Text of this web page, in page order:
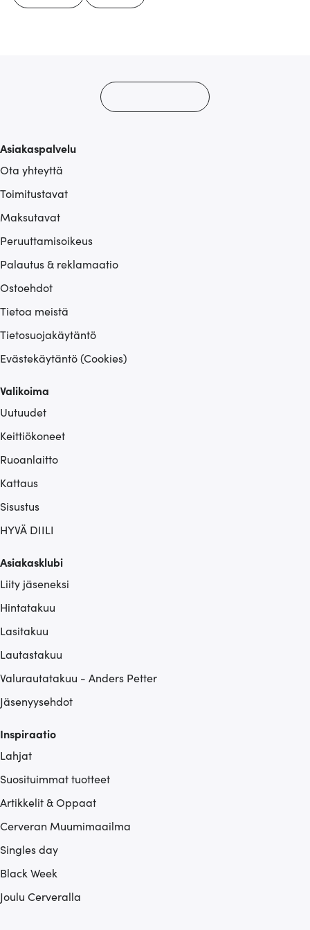
Asiakaspalvelu
Ota yhteyttä
Toimitustavat
Maksutavat
Peruuttamisoikeus
Palautus & reklamaatio
Ostoehdot
Tietoa meistä
Tietosuojakäytäntö
Evästekäytäntö (Cookies)
Valikoima
Uutuudet
Keittiökoneet
Ruoanlaitto
Kattaus
Sisustus
HYVÄ DIILI
Asiakasklubi
Liity jäseneksi
Hintatakuu
Lasitakuu
Lautastakuu
Valurautatakuu - Anders Petter
Jäsenyysehdot
Inspiraatio
Lahjat
Suosituimmat tuotteet
Artikkelit & Oppaat
Cerveran Muumimaailma
Singles day
Black Week
Joulu Cerveralla